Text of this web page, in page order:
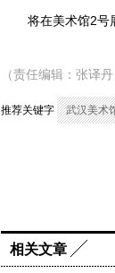
将在美术馆2号
（责任编辑：张译丹
推荐关键字 武汉美术
相关文章